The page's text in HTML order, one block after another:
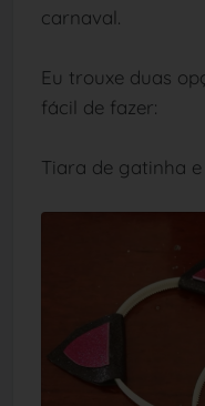
carnaval.
Eu trouxe duas
fácil de fazer:
Tiara de gatinha